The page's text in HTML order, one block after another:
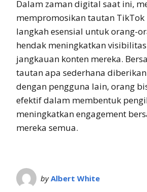
Dalam zaman digital saat ini,
mempromosikan tautan
langkah esensial untuk orang-
hendak meningkatkan
jangkauan konten mereka.
tautan apa sederhana
dengan pengguna lain, orang
efektif dalam membentuk
meningkatkan engagement
mereka semua.
byAlbert White